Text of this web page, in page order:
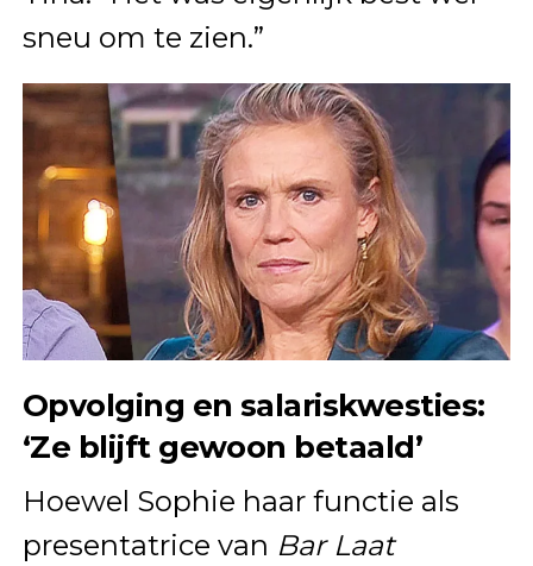
sneu om te zien.”
Opvolging en salariskwesties:
‘Ze blijft gewoon betaald’
Hoewel Sophie haar functie als
presentatrice van Bar Laat